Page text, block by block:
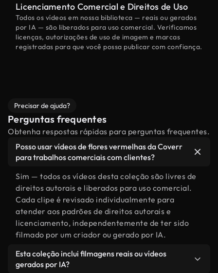
Licenciamento Comercial e Direitos de Uso
Todos os vídeos em nossa biblioteca — reais ou gerados
por IA — são liberados para uso comercial. Verificamos
licenças, autorizações de uso de imagem e marcas
registradas para que você possa publicar com confiança.
Precisar de ajuda?
Perguntas frequentes
Obtenha respostas rápidas para perguntas frequentes.
Posso usar vídeos de flores vermelhas da Coverr
para trabalhos comerciais com clientes?
Sim — todos os vídeos desta coleção são livres de
direitos autorais e liberados para uso comercial.
Cada clipe é revisado individualmente para
atender aos padrões de direitos autorais e
licenciamento, independentemente de ter sido
filmado por um criador ou gerado por IA.
Esta coleção inclui filmagens reais ou vídeos
gerados por IA?